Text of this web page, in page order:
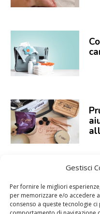
Gestisci
Per fornire le migliori
per memorizzare e/o accedere
consenso a queste tecnologie